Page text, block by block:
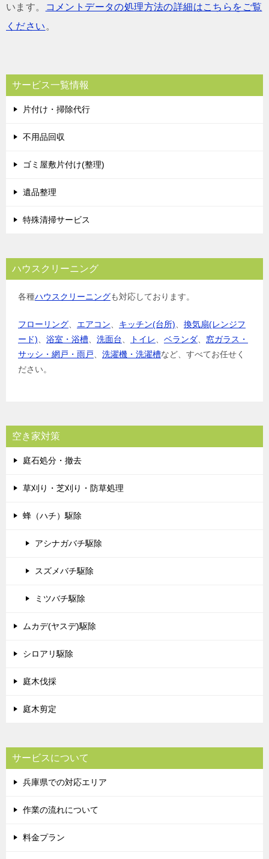
います。
コメントデータの処理方法の詳細はこちらをご覧
ください 。
サービス一覧情報
片付け・掃除代行
不用品回収
ゴミ屋敷片付け(整理)
遺品整理
特殊清掃サービス
ハウスクリーニング
各種ハウスクリーニングも対応しております。
フローリング エアコン キッチン(台所)
換気扇(レンジフ
ード)
浴室・浴槽 洗面台 トイレ ベランダ
窓ガラス・
サッシ・網戸・雨戸
洗濯機・洗濯槽など、すべてお任せく
ださい。
空き家対策
庭石処分・撤去
草刈り・芝刈り・防草処理
蜂（ハチ）駆除
アシナガバチ駆除
スズメバチ駆除
ミツバチ駆除
ムカデ(ヤスデ)駆除
シロアリ駆除
庭木伐採
庭木剪定
サービスについて
兵庫県での対応エリア
作業の流れについて
料金プラン